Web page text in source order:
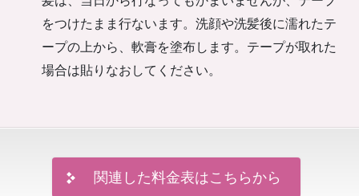
をつけたまま行ないます。洗顔や洗髪後に濡れたテ
ープの上から、軟膏を塗布します。テープが取れた
場合は貼りなおしてください。
関連した料金表はこちらから